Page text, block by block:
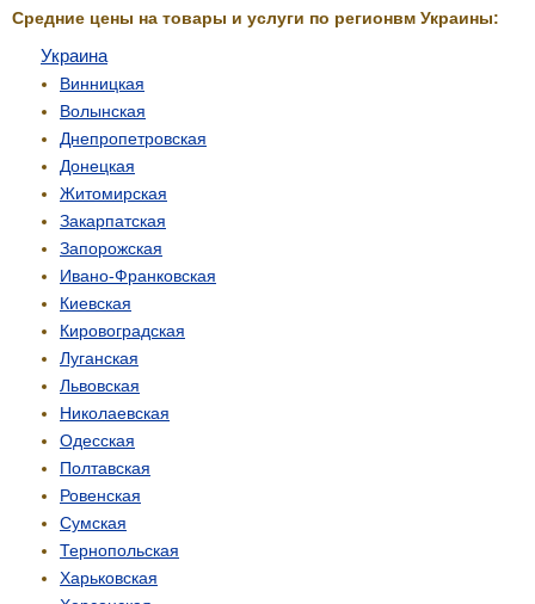
Средние цены на товары и услуги по регионвм Украины:
Украина
Винницкая
Волынская
Днепропетровская
Донецкая
Житомирская
Закарпатская
Запорожская
Ивано-Франковская
Киевская
Кировоградская
Луганская
Львовская
Николаевская
Одесская
Полтавская
Ровенская
Сумская
Тернопольская
Харьковская